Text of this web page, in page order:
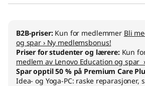
B2B-priser: Kun for medlemmer Bli
og spar › Ny medlemsbonus!
Priser for studenter og lærere: Kun
medlem av Lenovo Education og spar ›
Spar opptil 50 % på Premium Care
Idea- og Yoga-PC: raske reparasjoner,